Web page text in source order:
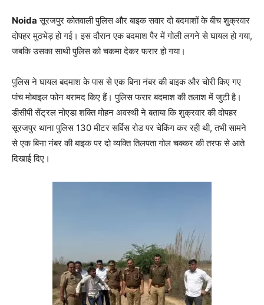
Noida सूरजपुर कोतवाली पुलिस और बाइक सवार दो बदमाशों के बीच शुक्रवार
दोपहर मुठभेड़ हो गई। इस दौरान एक बदमाश पैर में गोली लगने से घायल हो गया,
जबकि उसका साथी पुलिस को चकमा देकर फरार हो गया।
पुलिस ने घायल बदमाश के पास से एक बिना नंबर की बाइक और चोरी किए गए
पांच मोबाइल फोन बरामद किए हैं। पुलिस फरार बदमाश की तलाश में जुटी है।
डीसीपी सेंट्रल नोएडा शक्ति मोहन अवस्थी ने बताया कि शुक्रवार की दोपहर
सूरजपुर थाना पुलिस 130 मीटर सर्विस रोड पर चेकिंग कर रही थी, तभी सामने
से एक बिना नंबर की बाइक पर दो व्यक्ति तिलपता गोल चक्कर की तरफ से आते
दिखाई दिए।